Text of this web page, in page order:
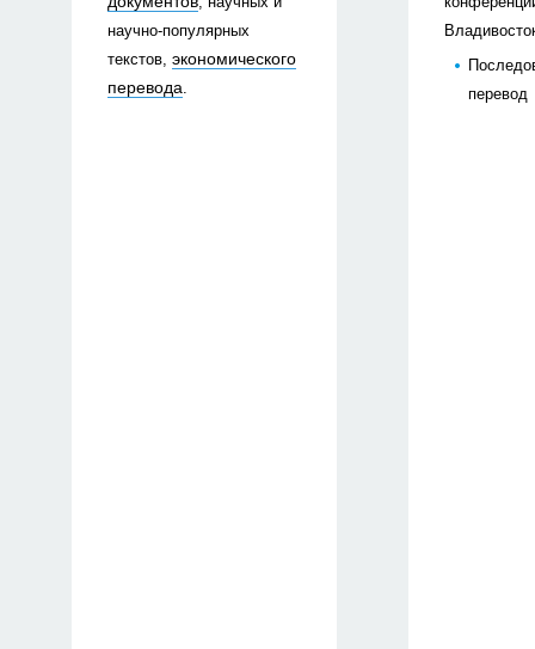
научно-популярных
текстов, экономического
перевода.
перевод